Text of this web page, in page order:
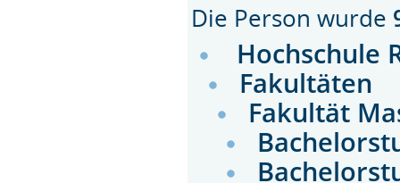
Die Person wurde
Hochschule
Fakultäten
Fakultät